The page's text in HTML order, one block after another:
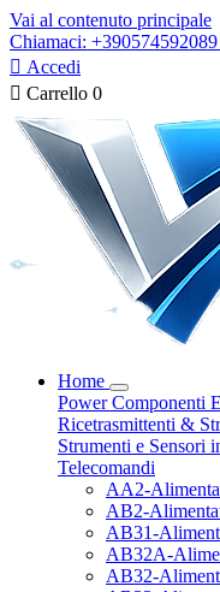
Vai al contenuto principale
Chiamaci:
 Accedi
 Carrello 0
Home
PowerComponenti
Ricetrasmittenti &
Strumenti e Sensori
Telecomandi
AA2-
AB2-
AB31-
AB32A-
AB32-